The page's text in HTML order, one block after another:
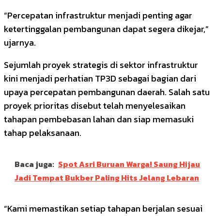
“Percepatan infrastruktur menjadi penting agar
ketertinggalan pembangunan dapat segera dikejar,”
ujarnya.
Sejumlah proyek strategis di sektor infrastruktur
kini menjadi perhatian TP3D sebagai bagian dari
upaya percepatan pembangunan daerah. Salah satu
proyek prioritas disebut telah menyelesaikan
tahapan pembebasan lahan dan siap memasuki
tahap pelaksanaan.
Baca juga: Spot Asri Buruan Warga! Saung Hijau
Jadi Tempat Bukber Paling Hits Jelang Lebaran
“Kami memastikan setiap tahapan berjalan sesuai